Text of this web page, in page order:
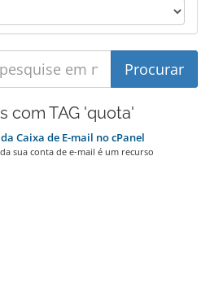
com TAG 'quota'
Caixa de E-mail no cPanel
sua conta de e-mail é um recurso